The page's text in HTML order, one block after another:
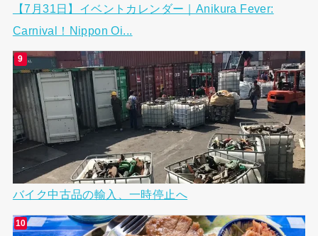
【7月31日】イベントカレンダー｜Anikura Fever:
Carnival！Nippon Oi...
バイク中古品の輸入、一時停止へ